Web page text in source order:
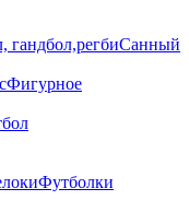
гандбол,регбиСанный
Фигурное
Футболки